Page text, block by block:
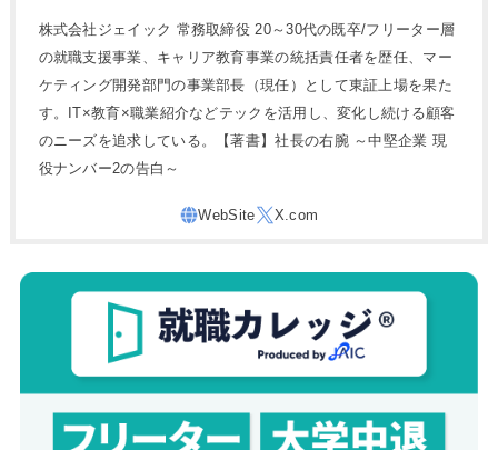
株式会社ジェイック 常務取締役 20～30代の既卒/フリーター層
の就職支援事業、キャリア教育事業の統括責任者を歴任、マー
ケティング開発部門の事業部長（現任）として東証上場を果た
す。IT×教育×職業紹介などテックを活用し、変化し続ける顧客
のニーズを追求している。【著書】社長の右腕 ～中堅企業 現
役ナンバー2の告白～